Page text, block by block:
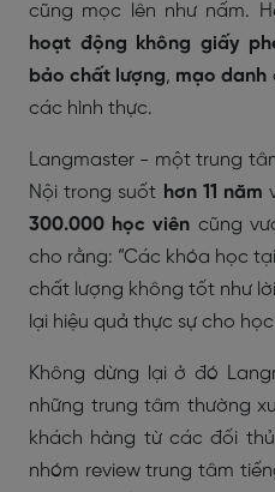
cũng mọc lên như nấm.
hoạt động không giấy
bảo chất lượng, mạo danh
các hình thực.
Langmaster - một trung
Nội trong suốt hơn 11 năm
300.000 học viên cũng
cho rằng: “Các khóa học
chất lượng không tốt như
lại hiệu quả thực sự cho học
Không dừng lại ở đó
những trung tâm thường
khách hàng từ các đối
nhóm review trung tâm